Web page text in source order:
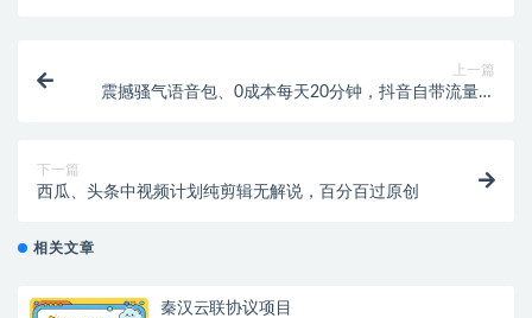
上一篇
震撼骚气语音包、0成本每天20分钟，抖音自带流量闭
下一篇
西瓜、头条中视频计划纯剪辑无解说，百分百过原创
相关文章
秦汉云联协议项目